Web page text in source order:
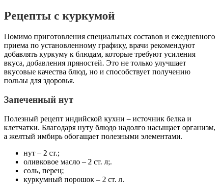
Рецепты с куркумой
Помимо приготовления специальных составов и ежедневного
приема по установленному графику, врачи рекомендуют
добавлять куркуму к блюдам, которые требуют усиления
вкуса, добавления пряностей. Это не только улучшает
вкусовые качества блюд, но и способствует получению
пользы для здоровья.
Запеченный нут
Полезный рецепт индийской кухни – источник белка и
клетчатки. Благодаря нуту блюдо надолго насыщает организм,
а желтый имбирь обогащает полезными элементами.
нут – 2 ст.;
оливковое масло – 2 ст. л;.
соль, перец;
куркумный порошок – 2 ст. л.